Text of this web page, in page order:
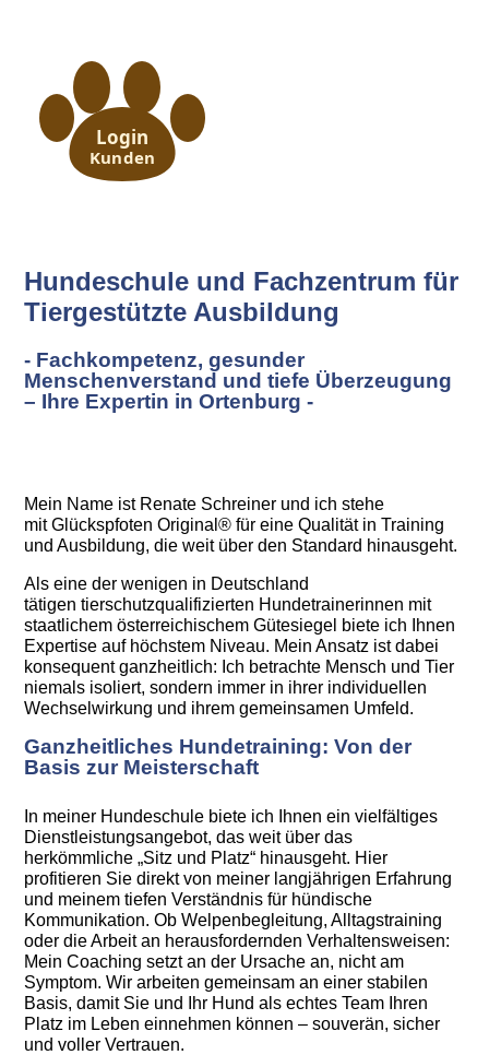
Login
Kunden
Hundeschule und Fachzentrum für
Tiergestützte Ausbildung
- Fachkompetenz, gesunder
Menschenverstand und tiefe Überzeugung
– Ihre Expertin in Ortenburg -
Mein Name ist Renate Schreiner und ich stehe
mit Glückspfoten Original® für eine Qualität in Training
und Ausbildung, die weit über den Standard hinausgeht.
Als eine der wenigen in Deutschland
tätigen tierschutzqualifizierten Hundetrainerinnen mit
staatlichem österreichischem Gütesiegel biete ich Ihnen
Expertise auf höchstem Niveau. Mein Ansatz ist dabei
konsequent ganzheitlich: Ich betrachte Mensch und Tier
niemals isoliert, sondern immer in ihrer individuellen
Wechselwirkung und ihrem gemeinsamen Umfeld.
Ganzheitliches Hundetraining: Von der
Basis zur Meisterschaft
In meiner Hundeschule biete ich Ihnen ein vielfältiges
Dienstleistungsangebot, das weit über das
herkömmliche „Sitz und Platz“ hinausgeht. Hier
profitieren Sie direkt von meiner langjährigen Erfahrung
und meinem tiefen Verständnis für hündische
Kommunikation. Ob Welpenbegleitung, Alltagstraining
oder die Arbeit an herausfordernden Verhaltensweisen:
Mein Coaching setzt an der Ursache an, nicht am
Symptom. Wir arbeiten gemeinsam an einer stabilen
Basis, damit Sie und Ihr Hund als echtes Team Ihren
Platz im Leben einnehmen können – souverän, sicher
und voller Vertrauen.